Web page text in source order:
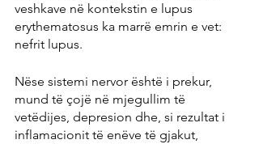
veshkave në kontekstin e lupus
erythematosus ka marrë emrin e vet:
nefrit lupus.
Nëse sistemi nervor është i prekur,
mund të çojë në mjegullim të
vetëdijes, depresion dhe, si rezultat i
inflamacionit të enëve të gjakut,